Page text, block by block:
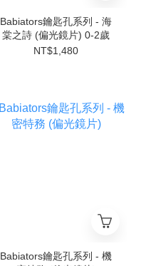
Babiators鑰匙孔系列 - 海
棠之詩 (偏光鏡片) 0-2歲
NT$1,480
Babiators鑰匙孔系列 - 機